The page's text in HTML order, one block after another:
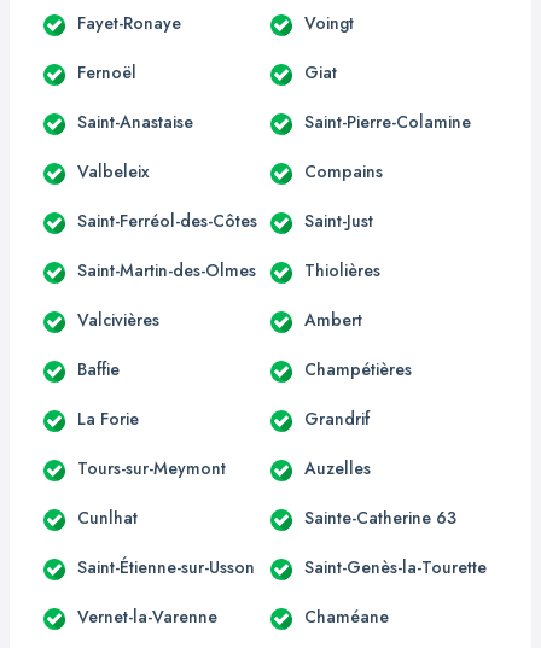
Fayet-Ronaye Voingt
Fernoël Giat
Saint-Anastaise Saint-Pierre-Colamine
Valbeleix Compains
Saint-Ferréol-des-Côtes Saint-Just
Saint-Martin-des-Olmes Thiolières
Valcivières Ambert
Baffie Champétières
La Forie Grandrif
Tours-sur-Meymont Auzelles
Cunlhat Sainte-Catherine 63
Saint-Étienne-sur-Usson Saint-Genès-la-Tourette
Vernet-la-Varenne Chaméane